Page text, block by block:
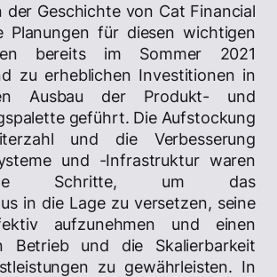
der Geschichte von Cat Financial
Planungen für diesen wichtigen
bereits im Sommer 2021
zu erheblichen Investitionen in
Ausbau der Produkt- und
geführt. Die Aufstockung
und die Verbesserung
und -Infrastruktur waren
Schritte, um das
in die Lage zu versetzen, seine
aufzunehmen und einen
Betrieb und die Skalierbarkeit
zu gewährleisten. In